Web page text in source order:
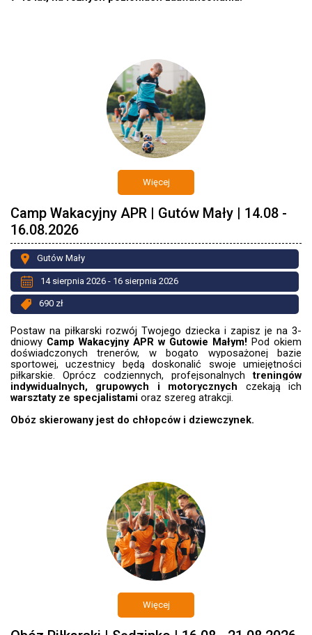
Więcej
Camp Wakacyjny APR | Gutów Mały | 14.08 -
16.08.2026
Gutów Mały
14 sierpnia 2026 - 16 sierpnia 2026
690 zł
Postaw na piłkarski rozwój Twojego dziecka i zapisz je na 3-
dniowy Camp Wakacyjny APR w Gutowie Małym! Pod okiem
doświadczonych trenerów, w bogato wyposażonej bazie
sportowej, uczestnicy będą doskonalić swoje umiejętności
piłkarskie. Oprócz codziennych, profejsonalnychtreningów
indywidualnych, grupowych i motorycznych czekają ich
warsztaty ze specjalistami oraz szereg atrakcji.
Obóz skierowany jest do chłopców i dziewczynek.
Więcej